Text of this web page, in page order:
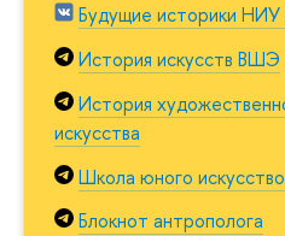
Будущие историки
История искусств ВШЭ
История
искусства
Школа юного
Блокнот антрополога